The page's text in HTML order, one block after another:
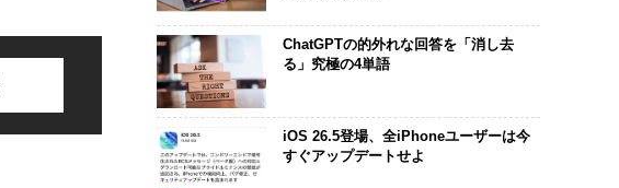
ChatGPTの的外れな回答を「消し去
る」究極の4単語
iOS 26.5登場、全iPhoneユーザーは今
すぐアップデートせよ